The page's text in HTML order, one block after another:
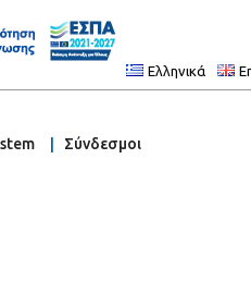
Ελληνικά
Σύνδεσμοι